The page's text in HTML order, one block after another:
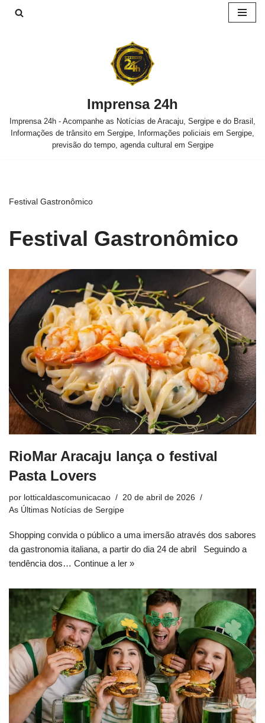
Imprensa 24h
Imprensa 24h - Acompanhe as Notícias de Aracaju, Sergipe e do Brasil,
Informações de trânsito em Sergipe, Informações policiais em Sergipe,
previsão do tempo, agenda cultural em Sergipe
Festival Gastronômico
Festival Gastronômico
RioMar Aracaju lança o festival
Pasta Lovers
por lotticaldascomunicacao
20 de abril de 2026
As Últimas Notícias de Sergipe
Shopping convida o público a uma imersão através dos sabores
da gastronomia italiana, a partir do dia 24 de abril Seguindo a
tendência dos… Continue a ler »